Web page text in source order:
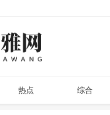
热点 综合